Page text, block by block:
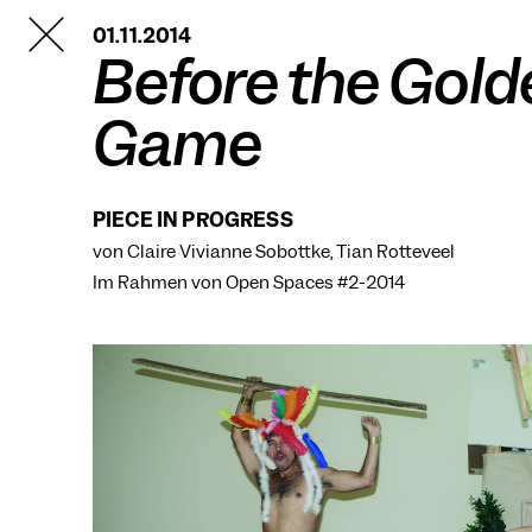
TANZFABRIK
BERLIN01.11.2014
Before the
Game
PIECE IN PROGRESS
von Claire Vivianne Sobottke, Tian Rotteveel
Im Rahmen von Open Spaces #2-2014